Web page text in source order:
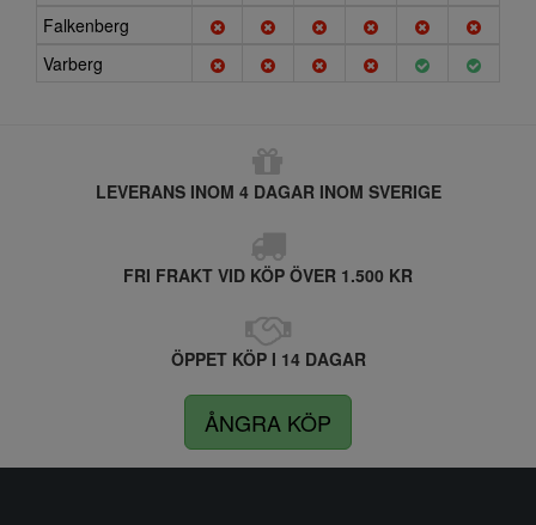
Falkenberg
Varberg
LEVERANS INOM 4 DAGAR INOM SVERIGE
FRI FRAKT VID KÖP ÖVER 1.500 KR
ÖPPET KÖP I 14 DAGAR
ÅNGRA KÖP